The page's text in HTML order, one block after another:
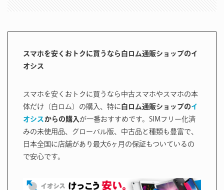
スマホを安くおトクに買うなら白ロム通販ショップのイ
オシス
スマホを安くおトクに買うなら中古スマホやスマホの本
体だけ（白ロム）の購入、特に 白ロム通販ショップのイ
オシス からの購入 が一番おすすめです。SIMフリー化済
みの未使用品、グローバル版、中古品と種類も豊富で、
日本全国に店舗があり最大6ヶ月の保証もついているの
で安心です。